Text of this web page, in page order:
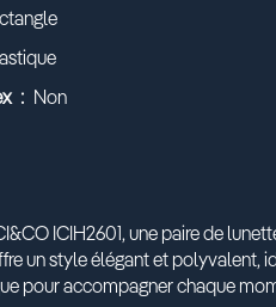
Non
ICIH2601, une paire de
un style élégant et polyvalent,
pour accompagner chaque